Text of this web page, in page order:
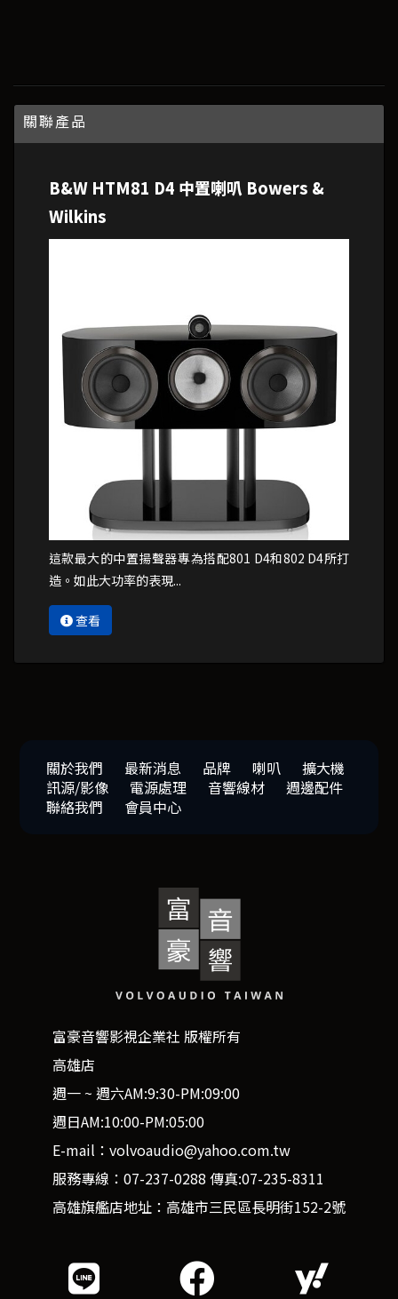
關聯產品
這款最大的中置揚聲器專為搭配801 D4和802 D4所打
造。如此大功率的表現...
查看
B&W HTM81 D4 中置喇叭 Bowers &
Wilkins
關於我們 最新消息 品牌 喇叭
擴大機
訊源/影像
電源處理 音響線材
週邊配件
聯絡我們
會員中心
富豪音響影視企業社 版權所有
高雄店
週一 ~ 週六AM:9:30-PM:09:00
週日AM:10:00-PM:05:00
E-mail：volvoaudio@yahoo.com.tw
服務專線：07-237-0288 傳真:07-235-8311
高雄旗艦店地址：高雄市三民區長明街152-2號